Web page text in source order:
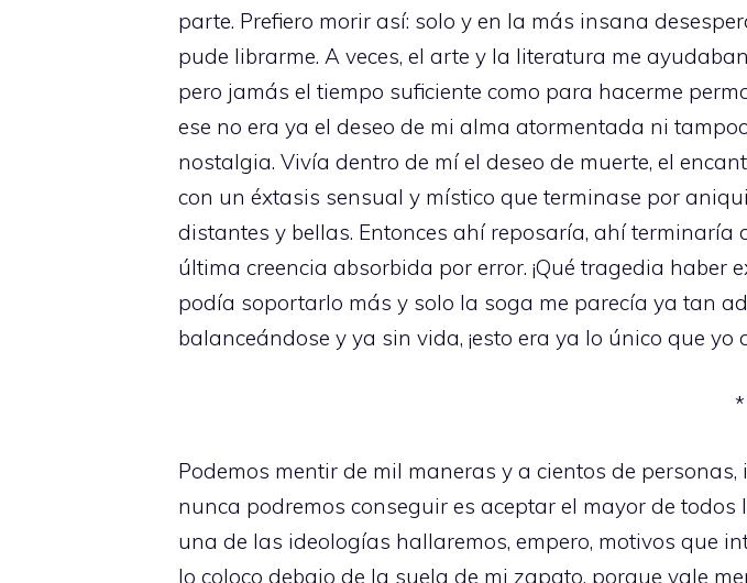
parte. Prefiero morir así: solo y en la más insana
pude librarme. A veces, el arte y la literatura me
pero jamás el tiempo suficiente como para hacerme
ese no era ya el deseo de mi alma atormentada ni
nostalgia. Vivía dentro de mí el deseo de muerte, el
con un éxtasis sensual y místico que terminase por
distantes y bellas. Entonces ahí reposaría, ahí
última creencia absorbida por error. ¡Qué tragedia
podía soportarlo más y solo la soga me parecía ya tan
balanceándose y ya sin vida, ¡esto era ya lo único que yo
*
Podemos mentir de mil maneras y a cientos de
nunca podremos conseguir es aceptar el mayor de
una de las ideologías hallaremos, empero, motivos que
lo coloco debajo de la suela de mi zapato, porque vale